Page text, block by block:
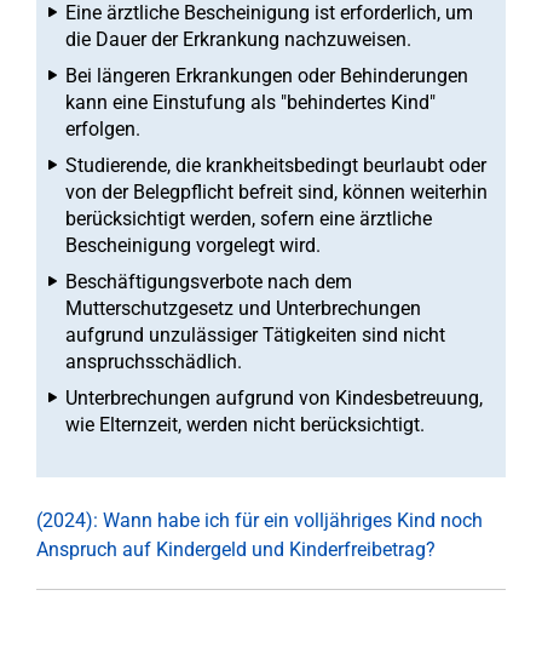
Eine ärztliche Bescheinigung ist erforderlich, um
die Dauer der Erkrankung nachzuweisen.
Bei längeren Erkrankungen oder Behinderungen
kann eine Einstufung als "behindertes Kind"
erfolgen.
Studierende, die krankheitsbedingt beurlaubt oder
von der Belegpflicht befreit sind, können weiterhin
berücksichtigt werden, sofern eine ärztliche
Bescheinigung vorgelegt wird.
Beschäftigungsverbote nach dem
Mutterschutzgesetz und Unterbrechungen
aufgrund unzulässiger Tätigkeiten sind nicht
anspruchsschädlich.
Unterbrechungen aufgrund von Kindesbetreuung,
wie Elternzeit, werden nicht berücksichtigt.
(2024): Wann habe ich für ein volljähriges Kind noch
Anspruch auf Kindergeld und Kinderfreibetrag?